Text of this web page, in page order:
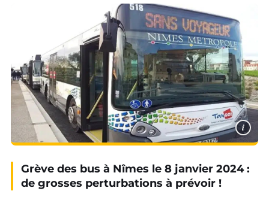
i
Grève des bus à Nîmes le 8 janvier 2024 :
de grosses perturbations à prévoir !